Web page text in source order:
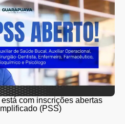
com inscrições abertas
(PSS)